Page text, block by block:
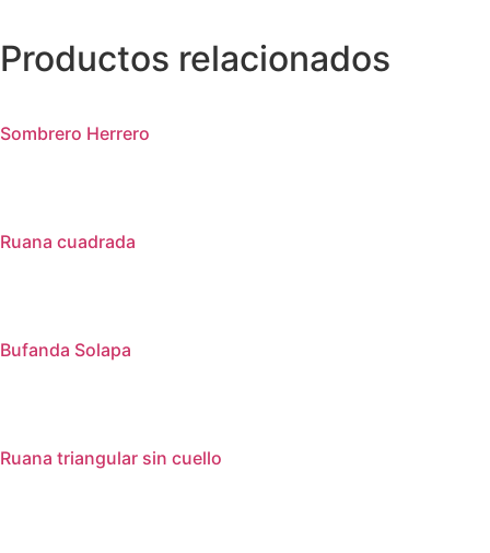
Productos relacionados
Sombrero Herrero
Ruana cuadrada
Bufanda Solapa
Ruana triangular sin cuello